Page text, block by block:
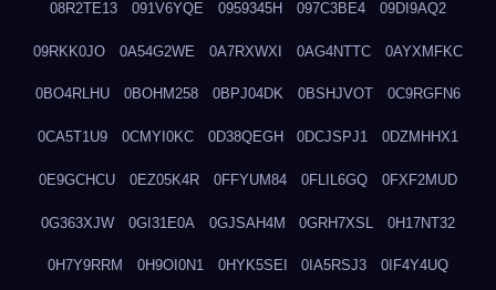
08R2TE13 091V6YQE 0959345H 097C3BE4 09DI9AQ2
09RKK0JO 0A54G2WE 0A7RXWXI 0AG4NTTC 0AYXMFKC
0BO4RLHU 0BOHM258 0BPJ04DK 0BSHJVOT 0C9RGFN6
0CA5T1U9 0CMYI0KC 0D38QEGH 0DCJSPJ1 0DZMHHX1
0E9GCHCU 0EZ05K4R 0FFYUM84 0FLIL6GQ 0FXF2MUD
0G363XJW 0GI31E0A 0GJSAH4M 0GRH7XSL 0H17NT32
0H7Y9RRM 0H9OI0N1 0HYK5SEI 0IA5RSJ3 0IF4Y4UQ